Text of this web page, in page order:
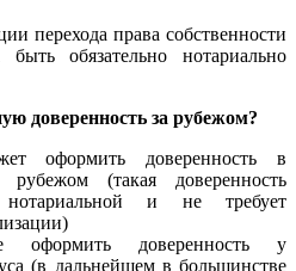
перехода права собственности
обязательно нотариально
доверенность за рубежом?
оформить доверенность в
(такая доверенность
нотариальной и не требует
доверенность у
(в дальнейшем в большинстве